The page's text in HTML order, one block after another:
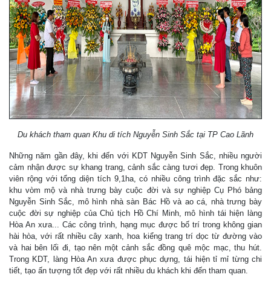
Du khách tham quan Khu di tích Nguyễn Sinh Sắc tại TP Cao Lãnh
Những năm gần đây, khi đến với KDT Nguyễn Sinh Sắc, nhiều người
cảm nhận được sự khang trang, cảnh sắc càng tươi đẹp. Trong khuôn
viên rộng với tổng diện tích 9,1ha, có nhiều công trình đặc sắc như:
khu vòm mộ và nhà trưng bày cuộc đời và sự nghiệp Cụ Phó bảng
Nguyễn Sinh Sắc, mô hình nhà sàn Bác Hồ và ao cá, nhà trưng bày
cuộc đời sự nghiệp của Chủ tịch Hồ Chí Minh, mô hình tái hiện làng
Hòa An xưa... Các công trình, hạng mục được bố trí trong không gian
hài hòa, với rất nhiều cây xanh, hoa kiểng trang trí dọc từ đường vào
và hai bên lối đi, tạo nên một cảnh sắc đồng quê mộc mạc, thu hút.
Trong KDT, làng Hòa An xưa được phục dựng, tái hiện tỉ mỉ từng chi
tiết, tạo ấn tượng tốt đẹp với rất nhiều du khách khi đến tham quan.